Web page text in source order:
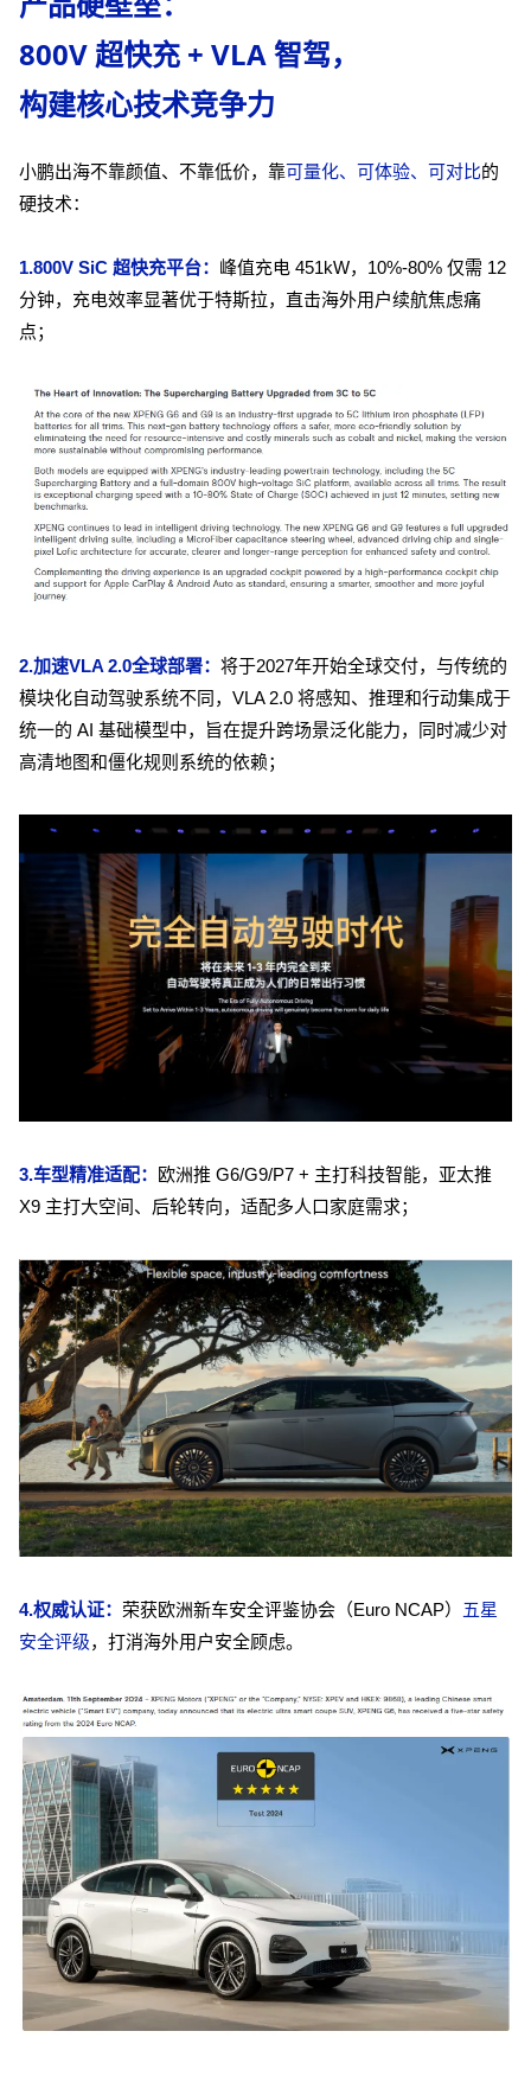
800V 超快充 + VLA 智驾，
构建核心技术竞争力
小鹏出海不靠颜值、不靠低价，靠可量化、可体验、可对比的
硬技术：
1.800V SiC 超快充平台： 峰值充电 451kW，10%-80% 仅需 12
分钟，充电效率显著优于特斯拉，直击海外用户续航焦虑痛
点；
2.加速VLA 2.0全球部署： 将于2027年开始全球交付，与传统的
模块化自动驾驶系统不同，VLA 2.0 将感知、推理和行动集成于
统一的 AI 基础模型中，旨在提升跨场景泛化能力，同时减少对
高清地图和僵化规则系统的依赖；
3.车型精准适配：
欧洲推 G6/G9/P7 + 主打科技智能，亚太推
X9 主打大空间、后轮转向，适配多人口家庭需求；
4.权威认证： 荣获欧洲新车安全评鉴协会（Euro NCAP） 五星
安全评级，打消海外用户安全顾虑。